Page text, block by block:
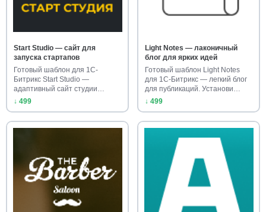
Start Studio — сайт для
запуска стартапов
Готовый шаблон для 1С-
Битрикс Start Studio —
адаптивный сайт студии
стартапа. Ус…
↓ 499
Light Notes — лаконичный
блог для ярких идей
Готовый шаблон Light Notes
для 1С-Битрикс — легкий блог
для публикаций. Установи…
↓ 499